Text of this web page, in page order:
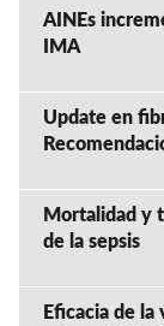
AINEs
IMA
Update en
Mortalidad y
de la sepsis
Eficacia de la